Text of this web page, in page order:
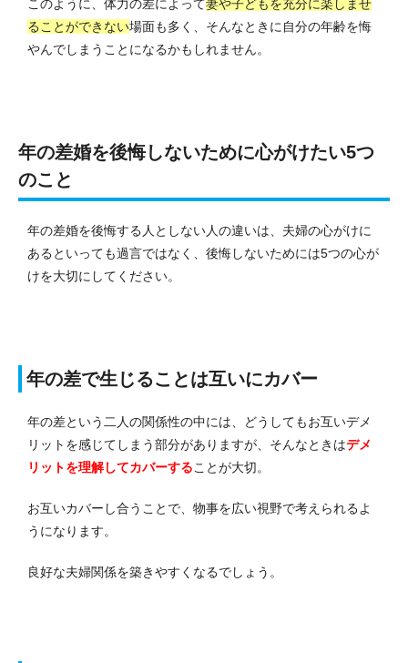
このように、体力の差によって妻や子どもを充分に楽しませ
ることができない場面も多く、そんなときに自分の年齢を悔
やんでしまうことになるかもしれません。
年の差婚を後悔しないために心がけたい5つ
のこと
年の差婚を後悔する人としない人の違いは、夫婦の心がけに
あるといっても過言ではなく、後悔しないためには5つの心が
けを大切にしてください。
年の差で生じることは互いにカバー
年の差という二人の関係性の中には、どうしてもお互いデメ
リットを感じてしまう部分がありますが、そんなときはデメ
リットを理解してカバーすることが大切。
お互いカバーし合うことで、物事を広い視野で考えられるよ
うになります。
良好な夫婦関係を築きやすくなるでしょう。